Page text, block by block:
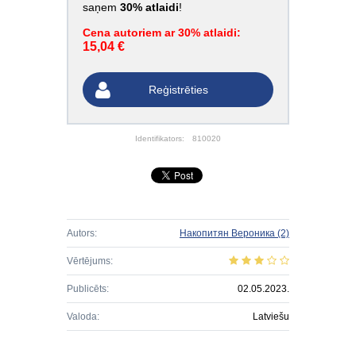
saņem 30% atlaidi!
Cena autoriem ar 30% atlaidi:
15,04 €
Reģistrēties
Identifikators: 810020
Autors: Накопитян Вероника (2)
Vērtējums:
Publicēts: 02.05.2023.
Valoda: Latviešu